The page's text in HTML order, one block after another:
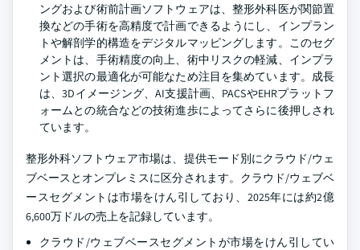
ングおよび術前計画ソフトウェアは、整形外科医が関節置
換などの手術を高精度で計画できるようにし、インプラン
トや解剖学的構造をデジタルマッピングします。このセグ
メントは、手術精度の向上、術中リスクの軽減、インプラ
ント選択の最適化が可能なため注目を集めています。成長
は、3Dイメージング、AI支援計画、PACSやEHRプラットフ
ォームとの統合などの技術進歩によってさらに後押しされ
ています。
整形外科ソフトウェア市場は、提供モード別にクラウド/ウェ
ブベースとオンプレミスに区分されます。クラウド/ウェブベ
ースセグメントは市場をけん引しており、2025年には約2億
6,600万ドルの売上を記録しています。
クラウド/ウェブベースセグメントが市場をけん引してい